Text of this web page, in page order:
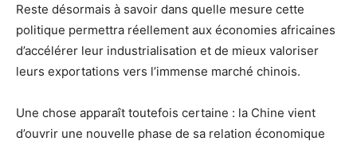
Reste désormais à savoir dans quelle mesure cette
politique permettra réellement aux économies africaines
d’accélérer leur industrialisation et de mieux valoriser
leurs exportations vers l’immense marché chinois.
Une chose apparaît toutefois certaine : la Chine vient
d’ouvrir une nouvelle phase de sa relation économique